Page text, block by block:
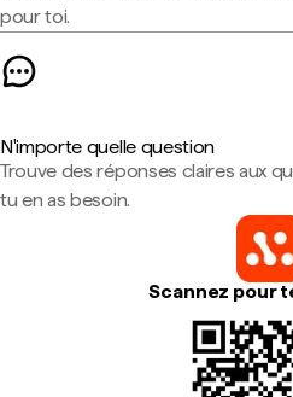
pour toi.
N'importe quelle question
Trouve des réponses claires aux
tu en as besoin.
Scannez pour